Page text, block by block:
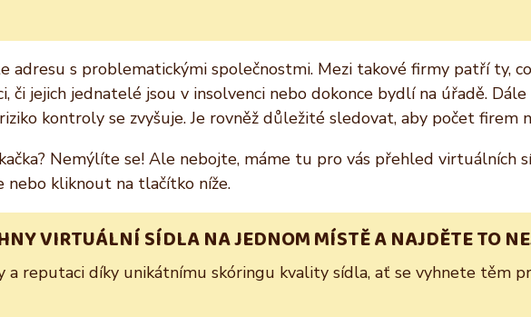
adresu s problematickými společnostmi. Mezi takové firmy patří ty,
či jejich jednatelé jsou v insolvenci nebo dokonce bydlí na úřadě.
kontroly se zvyšuje. Je rovněž důležité sledovat, aby počet
Nemýlíte se! Ale nebojte, máme tu pro vás přehled virtuálních
nebo kliknout na tlačítko níže.
VIRTUÁLNÍ SÍDLA NA JEDNOM MÍSTĚ A NAJDĚTE TO
a reputaci díky unikátnímu skóringu kvality sídla, ať se vyhnete těm